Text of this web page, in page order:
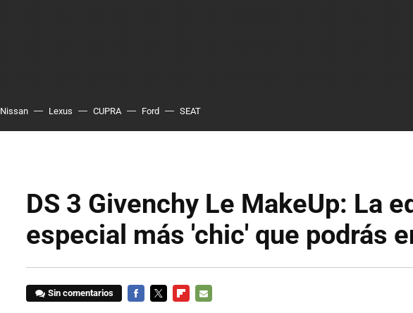
Nissan Lexus CUPRA Ford SEAT
DS 3 Givenchy Le MakeUp: La
especial más 'chic' que podrás
Sin comentarios